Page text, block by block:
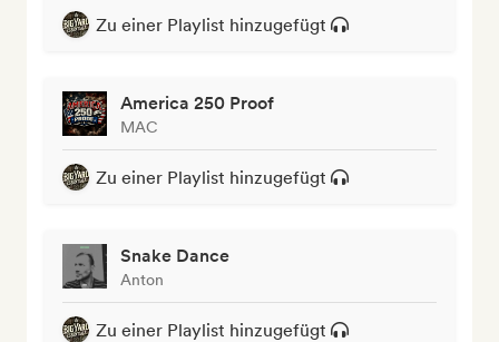
Zu einer Playlist hinzugefügt
America 250 Proof
MAC
Zu einer Playlist hinzugefügt
Snake Dance
Anton
Zu einer Playlist hinzugefügt